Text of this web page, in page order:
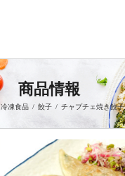
商品情報
冷凍食品 / 餃子 / チャプチェ焼き餃子